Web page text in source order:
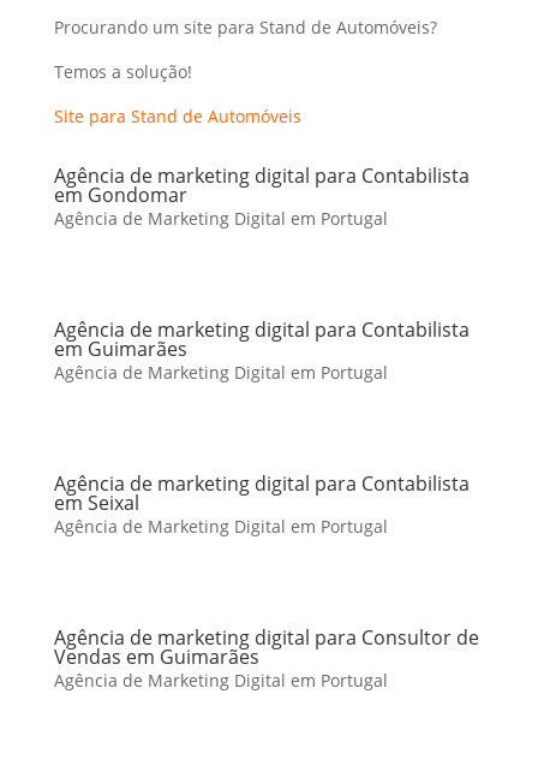
Procurando um site para Stand de Automóveis?
Temos a solução!
Site para Stand de Automóveis
Agência de marketing digital para Contabilista
em Gondomar
Agência de Marketing Digital em Portugal
Agência de marketing digital para Contabilista
em Guimarães
Agência de Marketing Digital em Portugal
Agência de marketing digital para Contabilista
em Seixal
Agência de Marketing Digital em Portugal
Agência de marketing digital para Consultor de
Vendas em Guimarães
Agência de Marketing Digital em Portugal